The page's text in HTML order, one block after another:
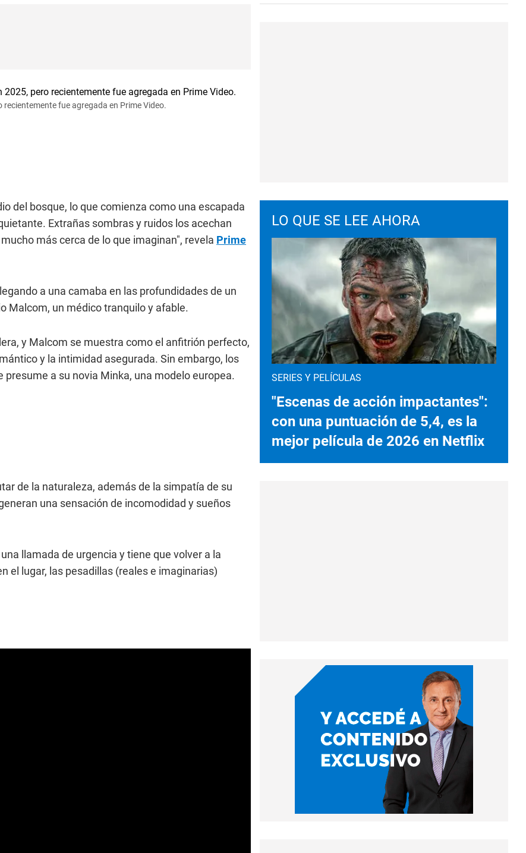
fue agregada en Prime Video.
del bosque, lo que comienza como una escapada
Extrañas sombras y ruidos los acechan
más cerca de lo que imaginan", revela Prime
a una camaba en las profundidades de un
Malcom, un médico tranquilo y afable.
y Malcom se muestra como el anfitrión perfecto,
y la intimidad asegurada. Sin embargo, los
a su novia Minka, una modelo europea.
de la naturaleza, además de la simpatía de su
una sensación de incomodidad y sueños
llamada de urgencia y tiene que volver a la
el lugar, las pesadillas (reales e imaginarias)
LO QUE SE LEE AHORA
SERIES Y PELÍCULAS
"Escenas de acción impactantes":
con una puntuación de 5,4, es la
mejor película de 2026 en Netflix